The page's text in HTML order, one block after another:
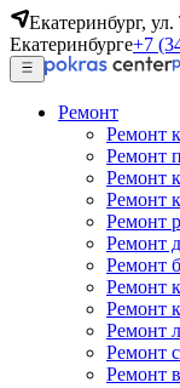
Екатеринбург,
Екатеринбурге+7
Ремонт
Ремонт
Ремонт
Ремонт
Ремонт
Ремонт
Ремонт
Ремонт
Ремонт
Ремонт
Ремонт
Ремонт
Ремонт